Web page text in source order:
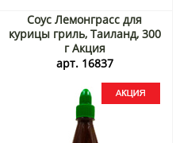
Соус Лемонграсс для
курицы гриль, Таиланд, 300
г Акция
арт. 16837